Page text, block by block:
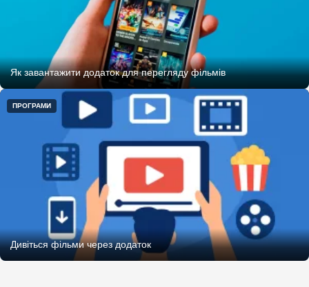
Як завантажити додаток для перегляду фільмів
ПРОГРАМИ
Дивіться фільми через додаток